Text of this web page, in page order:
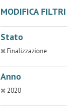
MODIFICA FILTRI
Stato
Finalizzazione
Anno
2020